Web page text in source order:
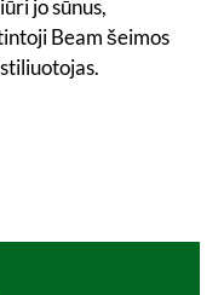
jo sūnus,
Beam šeimos